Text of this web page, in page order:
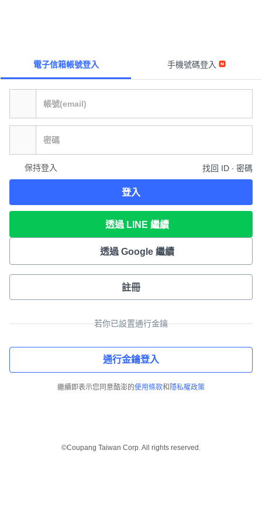
電子信箱帳號登入 手機號碼登入
保持登入 找回 ID ∙ 密碼
登入
透過 LINE 繼續
透過 Google 繼續
註冊
若你已設置通行金鑰
通行金鑰登入
繼續即表示您同意酷澎的使用條款和 隱私權政策
©Coupang Taiwan Corp. All rights reserved.